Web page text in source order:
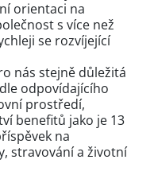
orientaci na
s více než
se rozvíjející
nás stejně důležitá
odpovídajícího
prostředí,
benefitů jako je 13
na
stravování a životní